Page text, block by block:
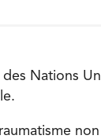
Nations